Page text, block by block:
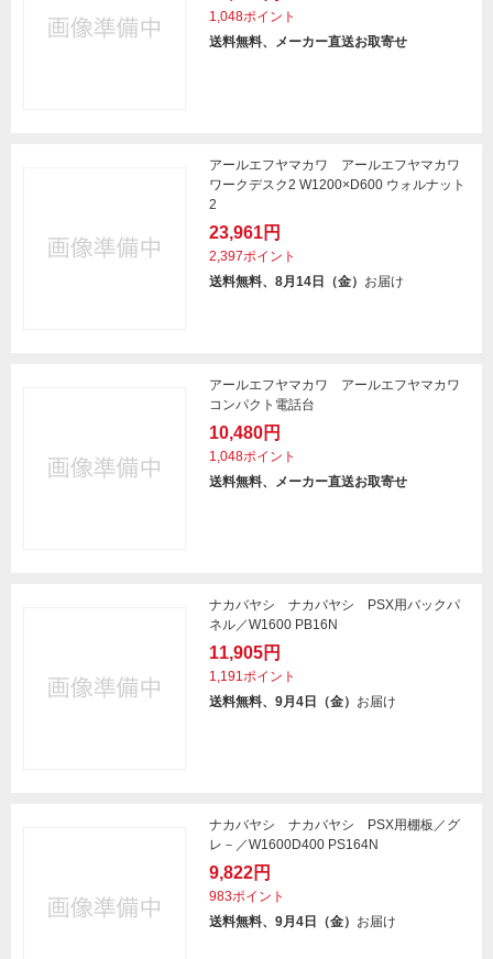
1,048ポイント
送料無料、メーカー直送お取寄せ
アールエフヤマカワ アールエフヤマカワ
ワークデスク2 W1200×D600 ウォルナット
2
23,961円
2,397ポイント
送料無料、8月14日（金） お届け
アールエフヤマカワ アールエフヤマカワ
コンパクト電話台
10,480円
1,048ポイント
送料無料、メーカー直送お取寄せ
ナカバヤシ ナカバヤシ PSX用バックパ
ネル／W1600 PB16N
11,905円
1,191ポイント
送料無料、9月4日（金） お届け
ナカバヤシ ナカバヤシ PSX用棚板／グ
レ－／W1600D400 PS164N
9,822円
983ポイント
送料無料、9月4日（金） お届け